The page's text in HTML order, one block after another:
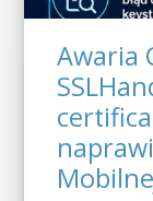
Awaria